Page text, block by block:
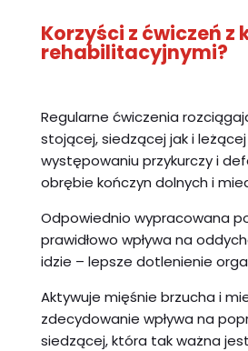
Korzyści z ćwiczeń z
rehabilitacyjnymi?
Regularne ćwiczenia
stojącej, siedzącej jak i
występowaniu przykurczy i
obrębie kończyn dolnych i
Odpowiednio wypracowana
prawidłowo wpływa na
idzie – lepsze dotlenienie
Aktywuje mięśnie brzucha i
zdecydowanie wpływa na
siedzącej, która tak ważna